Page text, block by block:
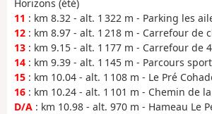
Horizons (été)
11 : km 8.32 - alt. 1 322 m - Parking les
12 : km 8.97 - alt. 1 218 m - Carrefour de
13 : km 9.15 - alt. 1 177 m - Carrefour de
14 : km 9.39 - alt. 1 145 m - Parcours
15 : km 10.04 - alt. 1 108 m - Le Pré
16 : km 10.24 - alt. 1 101 m - Chemin de
D/A : km 10.98 - alt. 970 m - Hameau Le